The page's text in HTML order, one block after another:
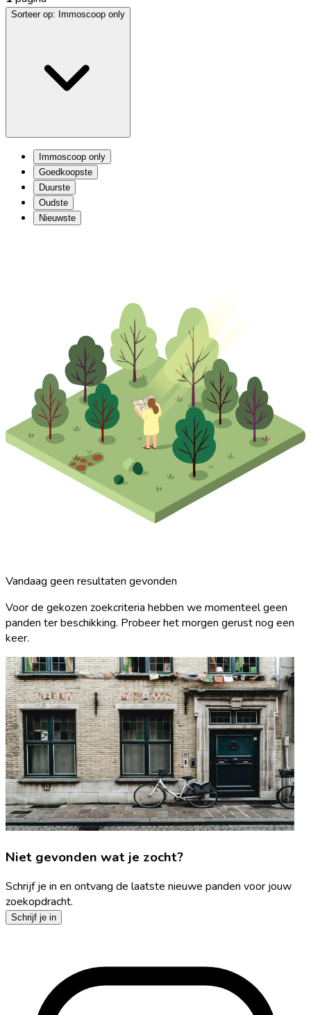
Sorteer op: Immoscoop only
Immoscoop only
Goedkoopste
Duurste
Oudste
Nieuwste
Vandaag geen resultaten gevonden
Voor de gekozen zoekcriteria hebben we momenteel geen
panden ter beschikking. Probeer het morgen gerust nog een
keer.
Niet gevonden wat je zocht?
Schrijf je in en ontvang de laatste nieuwe panden voor jouw
zoekopdracht.
Schrijf je in